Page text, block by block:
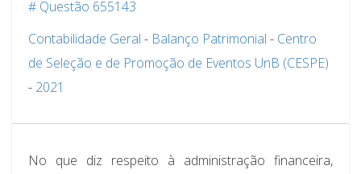
# Questão 655143
Contabilidade Geral - Balanço Patrimonial - Centro
de Seleção e de Promoção de Eventos UnB (CESPE)
- 2021
No que diz respeito à administração financeira,